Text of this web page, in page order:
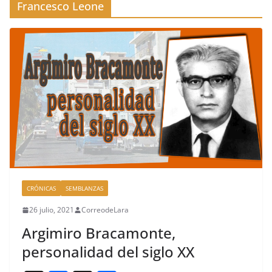
Francesco Leone
CRÓNICAS SEMBLANZAS
26 julio, 2021 CorreodeLara
Argimiro Bracamonte,
personalidad del siglo XX